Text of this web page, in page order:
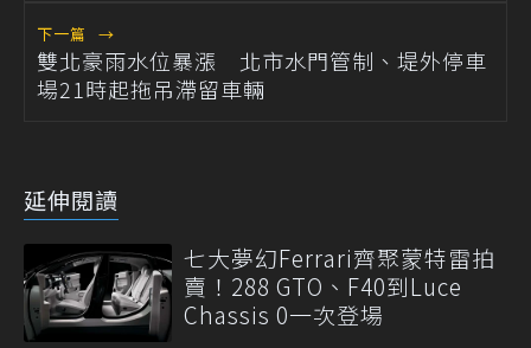
下一篇 →
雙北豪雨水位暴漲 北市水門管制、堤外停車
場21時起拖吊滯留車輛
延伸閱讀
七大夢幻Ferrari齊聚蒙特雷拍
賣！288 GTO、F40到Luce
Chassis 0一次登場